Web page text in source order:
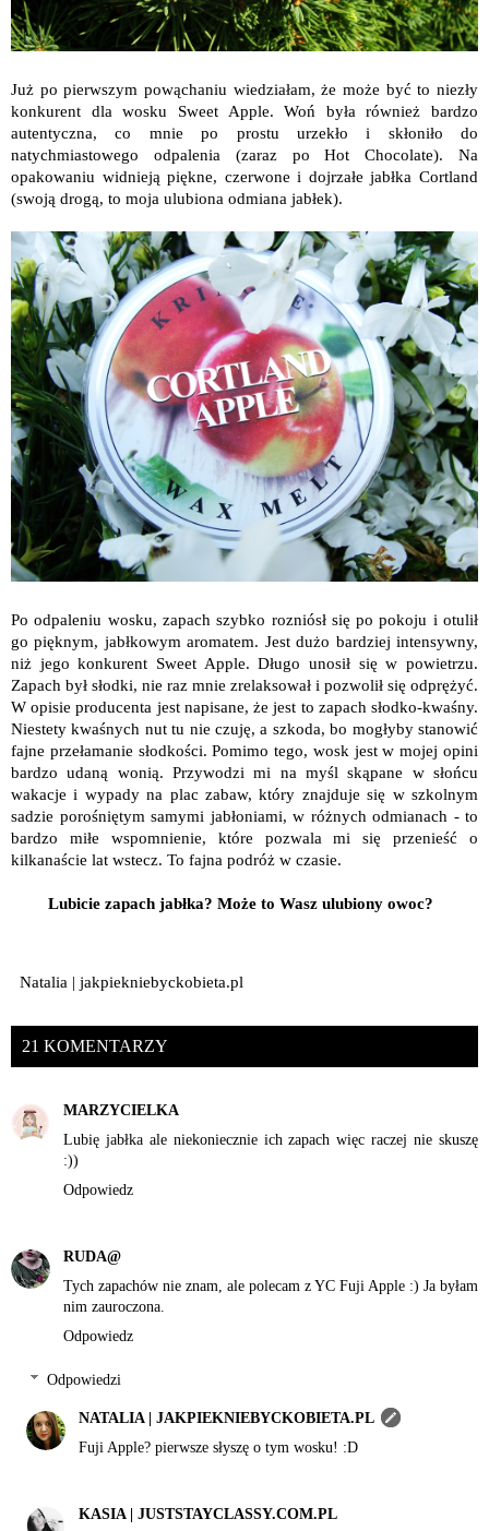
Już po pierwszym powąchaniu wiedziałam, że może być to niezły
konkurent dla wosku Sweet Apple. Woń była również bardzo
autentyczna, co mnie po prostu urzekło i skłoniło do
natychmiastowego odpalenia (zaraz po Hot Chocolate). Na
opakowaniu widnieją piękne, czerwone i dojrzałe jabłka Cortland
(swoją drogą, to moja ulubiona odmiana jabłek).
Po odpaleniu wosku, zapach szybko rozniósł się po pokoju i otulił
go pięknym, jabłkowym aromatem. Jest dużo bardziej intensywny,
niż jego konkurent Sweet Apple. Długo unosił się w powietrzu.
Zapach był słodki, nie raz mnie zrelaksował i pozwolił się odprężyć.
W opisie producenta jest napisane, że jest to zapach słodko-kwaśny.
Niestety kwaśnych nut tu nie czuję, a szkoda, bo mogłyby stanowić
fajne przełamanie słodkości. Pomimo tego, wosk jest w mojej opini
bardzo udaną wonią. Przywodzi mi na myśl skąpane w słońcu
wakacje i wypady na plac zabaw, który znajduje się w szkolnym
sadzie porośniętym samymi jabłoniami, w różnych odmianach - to
bardzo miłe wspomnienie, które pozwala mi się przenieść o
kilkanaście lat wstecz. To fajna podróż w czasie.
Lubicie zapach jabłka? Może to Wasz ulubiony owoc?
Natalia | jakpiekniebyckobieta.pl
21 KOMENTARZY
MARZYCIELKA
Lubię jabłka ale niekoniecznie ich zapach więc raczej nie skuszę
:))
Odpowiedz
RUDA@
Tych zapachów nie znam, ale polecam z YC Fuji Apple :) Ja byłam
nim zauroczona.
Odpowiedz
Odpowiedzi
NATALIA | JAKPIEKNIEBYCKOBIETA.PL
Fuji Apple? pierwsze słyszę o tym wosku! :D
KASIA | JUSTSTAYCLASSY.COM.PL